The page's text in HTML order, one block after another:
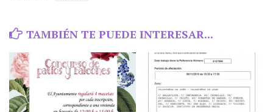
TAMBIÉN TE PUEDE INTERESAR...